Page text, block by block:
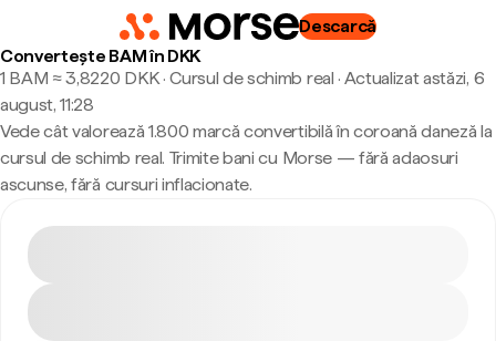
Descarcă
Convertește BAM în DKK
1 BAM ≈ 3,8220 DKK · Cursul de schimb real · Actualizat astăzi, 6
august, 11:28
Vede cât valorează 1.800 marcă convertibilă în coroană daneză la
cursul de schimb real. Trimite bani cu Morse — fără adaosuri
ascunse, fără cursuri inflacionate.